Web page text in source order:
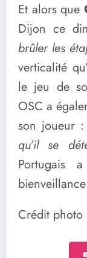
Et alors que
Dijon ce
brûler les
verticalité
le jeu de
OSC a
son joueur :
qu’il se
Portugais
Crédit